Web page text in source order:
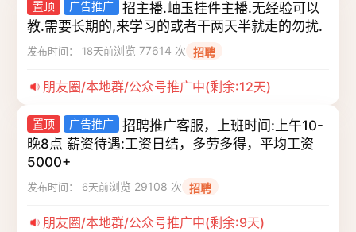
置顶 广告推广
招主播.岫玉挂件主播.无经验可以
教.需要长期的,来学习的或者干两天半就走的勿扰.
发布时间： 18天前浏览 77614 次 招聘
朋友圈/本地群/公众号推广中(剩余:12天)
置顶 广告推广
招聘推广客服，上班时间:上午10-
晚8点 薪资待遇:工资日结，多劳多得，平均工资
5000+
发布时间： 6天前浏览 29108 次 招聘
朋友圈/本地群/公众号推广中(剩余:9天)